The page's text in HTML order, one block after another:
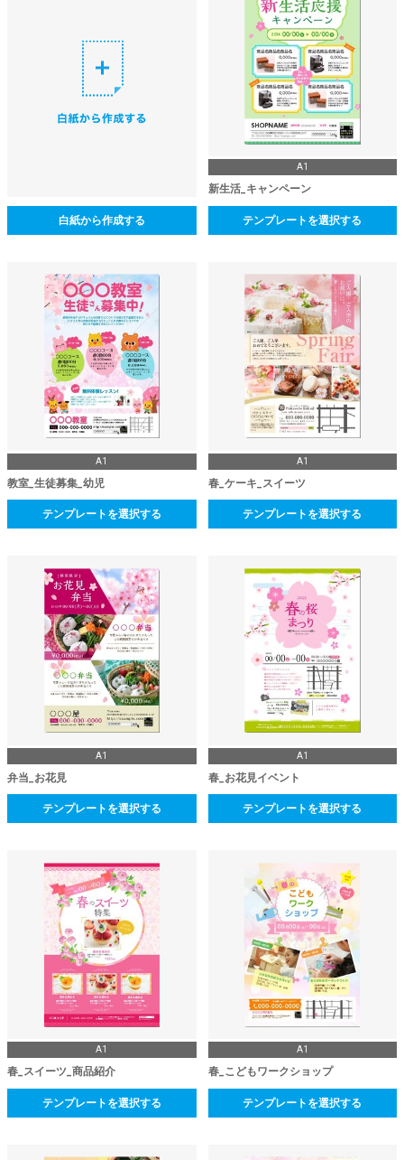
白紙から作成する
A1
新生活_キャンペーン
テンプレートを選択する
A1
教室_生徒募集_幼児
テンプレートを選択する
A1
春_ケーキ_スイーツ
テンプレートを選択する
A1
弁当_お花見
テンプレートを選択する
A1
春_お花見イベント
テンプレートを選択する
A1
春_スイーツ_商品紹介
テンプレートを選択する
A1
春_こどもワークショップ
テンプレートを選択する